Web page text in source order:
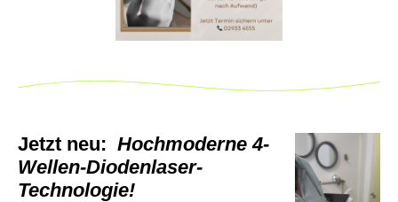
Jetzt neu: Hochmoderne 4-
Wellen-Diodenlaser-
Technologie!